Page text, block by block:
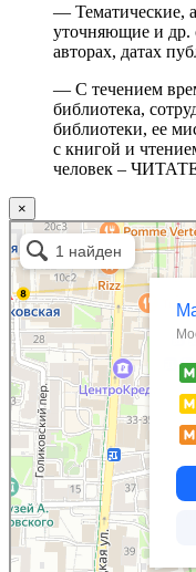
— Тематические,
уточняющие и др.
авторах, датах
— С течением
библиотека,
библиотеки, ее
с книгой и
человек –
×
Москва
Малый Татарский переулок, 8
Яндекс.Карты